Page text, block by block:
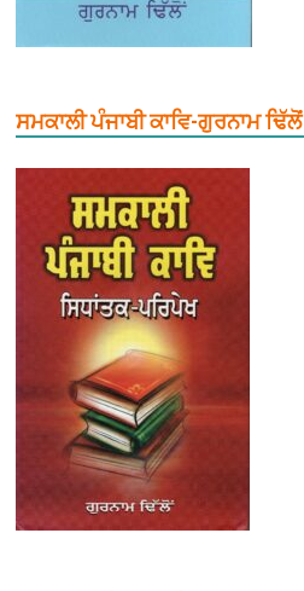
ਸਮਕਾਲੀ ਪੰਜਾਬੀ ਕਾਵਿ-ਗੁਰਨਾਮ ਢਿੱਲੋਂ